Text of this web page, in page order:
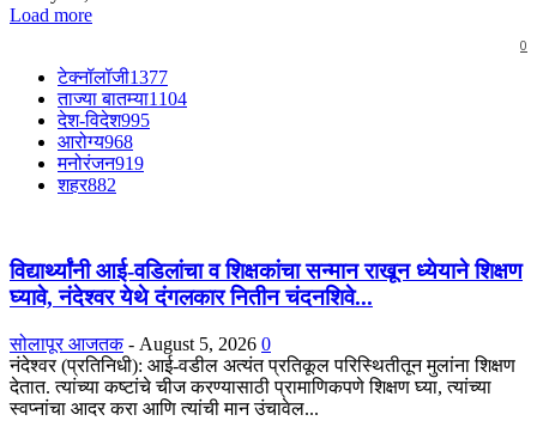
Load more
0
टेक्नॉलॉजी1377
ताज्या बातम्या1104
देश-विदेश995
आरोग्य968
मनोरंजन919
शहर882
विद्यार्थ्यांनी आई-वडिलांचा व शिक्षकांचा सन्मान राखून ध्येयाने शिक्षण
घ्यावे, नंदेश्वर येथे दंगलकार नितीन चंदनशिवे...
सोलापूर आजतक - August 5, 2026 0
नंदेश्वर (प्रतिनिधी): आई-वडील अत्यंत प्रतिकूल परिस्थितीतून मुलांना शिक्षण
देतात. त्यांच्या कष्टांचे चीज करण्यासाठी प्रामाणिकपणे शिक्षण घ्या, त्यांच्या
स्वप्नांचा आदर करा आणि त्यांची मान उंचावेल...